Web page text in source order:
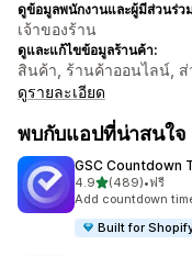
ดูข้อมูลพนักงานและผู้มีส่วนร่ว
เจ้าของร้าน
ดูและแก้ไขข้อมูลร้านค้า:
สินค้า, ร้านค้าออนไลน์,
ดูรายละเอียด
พบกับแอปที่น่าสนใจ
GSC Countdown
4.9เต็ม 5 ดาว
(489)
ทั้งหมด 489 รีวิว
•ฟรี
Add countdown
Built for